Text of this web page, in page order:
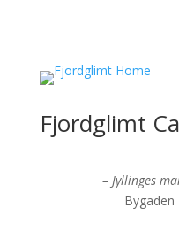
Fjordglimt
– Jyllinges
Bygaden